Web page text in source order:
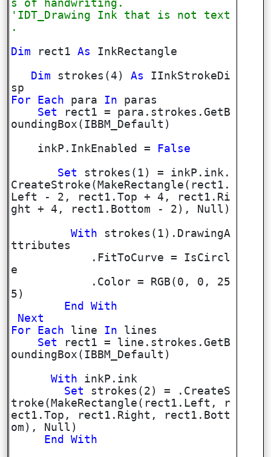
s of handwriting.
'IDT_Drawing Ink that is not text
.
Dim rect1As
InkRectangle
Dim strokes(4)As
IInkStrokeDi
sp
For
Each para In paras
Set
rect1 = para.strokes.GetB
oundingBox(IBBM_Default)
inkP.InkEnabled =
False
Set
strokes(1) = inkP.ink.
CreateStroke(MakeRectangle(rect1.
Left - 2, rect1.Top + 4, rect1.Ri
ght + 4, rect1.Bottom - 2), Null)
With strokes(1).DrawingA
ttributes
.FitToCurve = IsCircl
e
.Color = RGB(0, 0, 25
5)
End
With
Next
For
Each line In lines
Set
rect1 = line.strokes.GetB
oundingBox(IBBM_Default)
With inkP.ink
Set
strokes(2) = .CreateS
troke(MakeRectangle(rect1.Left, r
ect1.Top, rect1.Right, rect1.Bott
om), Null)
End
With